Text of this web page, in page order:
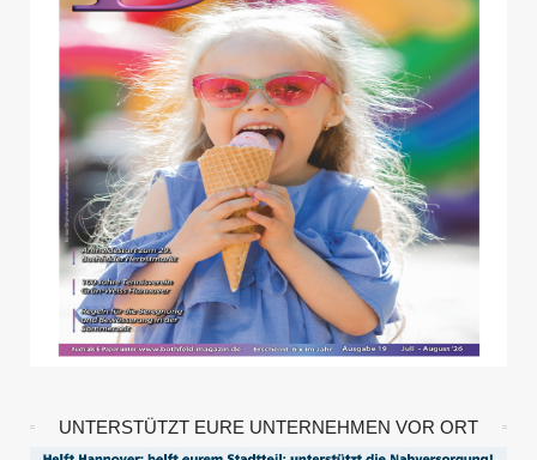
UNTERSTÜTZT EURE UNTERNEHMEN VOR ORT